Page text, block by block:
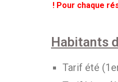
! Pour chaque
Habitants
Tarif été